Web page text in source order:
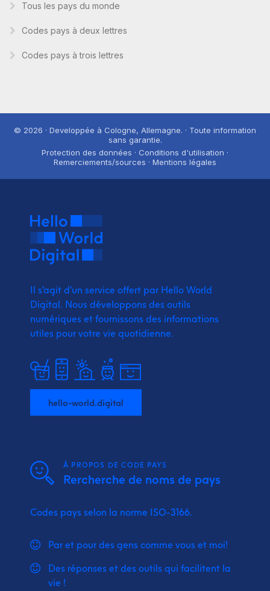
Tous les pays du monde
Codes pays à deux lettres
Codes pays à trois lettres
© 2026 · Developpée à Cologne, Allemagne. · Toute information
sans garantie.
Protection des données · Conditions d'utilisation ·
Remerciements/sources · Mentions légales
Il s'agit d'un service offert par Hello World
Digital. Nous développons des outils
numériques et fournissons des informations
utiles pour votre vie quotidienne.
hello-world.digital
À PROPOS DE CODE PAYS
Rercherche de noms de pays
Codes pays selon la norme ISO-3166.
Par et pour des gens comme vous et moi!
Des réponses et des outils qui facilitent la
vie !